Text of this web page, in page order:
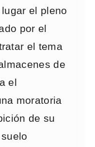
el pleno
por el
el tema
de
el
moratoria
de su